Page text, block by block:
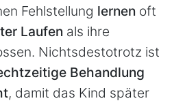
Fehlstellung lernen oft
Laufen als ihre
Nichtsdestotrotz ist
Behandlung
, damit das Kind später